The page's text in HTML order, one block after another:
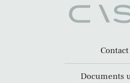
Contact
Documents